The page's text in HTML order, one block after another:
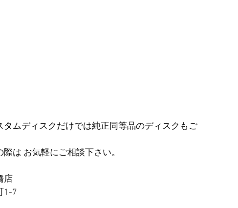
ムディスクだけでは純正同等品のディスクもご
は お気軽にご相談下さい。
店
1-7